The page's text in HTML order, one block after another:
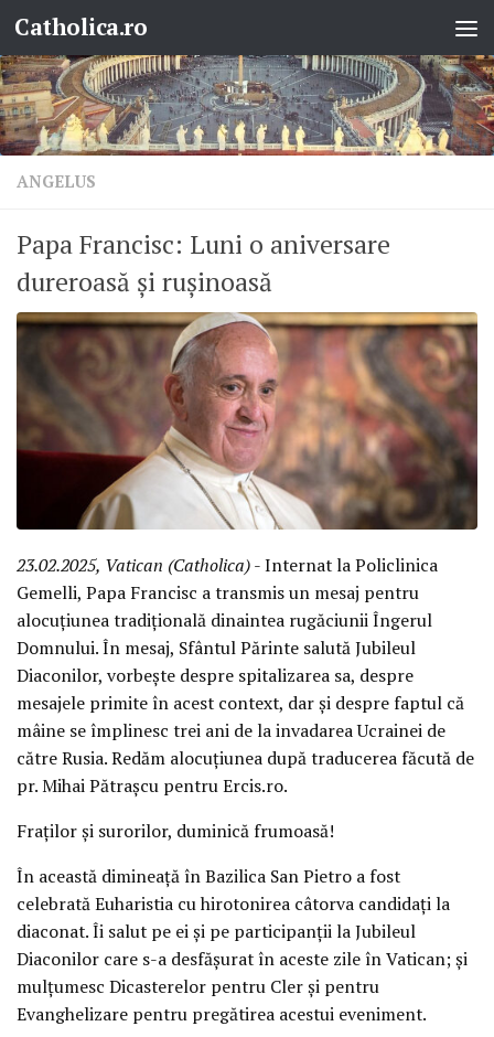
Skip to content
Catholica.ro
ANGELUS
Papa Francisc: Luni o aniversare
dureroasă și rușinoasă
23.02.2025, Vatican (Catholica)- Internat la Policlinica
Gemelli, Papa Francisc a transmis un mesaj pentru
alocuțiunea tradițională dinaintea rugăciunii Îngerul
Domnului. În mesaj, Sfântul Părinte salută Jubileul
Diaconilor, vorbește despre spitalizarea sa, despre
mesajele primite în acest context, dar și despre faptul că
mâine se împlinesc trei ani de la invadarea Ucrainei de
către Rusia. Redăm alocuțiunea după traducerea făcută de
pr. Mihai Pătrașcu pentru Ercis.ro.
Fraților și surorilor, duminică frumoasă!
În această dimineață în Bazilica San Pietro a fost
celebrată Euharistia cu hirotonirea câtorva candidați la
diaconat. Îi salut pe ei și pe participanții la Jubileul
Diaconilor care s-a desfășurat în aceste zile în Vatican; și
mulțumesc Dicasterelor pentru Cler și pentru
Evanghelizare pentru pregătirea acestui eveniment.